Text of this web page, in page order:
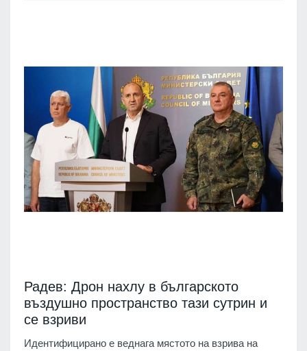
Радев: Дрон нахлу в българското
въздушно пространство тази сутрин и
се взриви
Идентифицирано е веднага мястото на взрива на